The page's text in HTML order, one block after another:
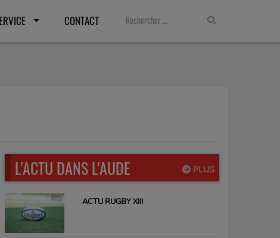
CONTACT
PLUS
L'ACTU DANS L'AUDE
ACTU RUGBY XIII